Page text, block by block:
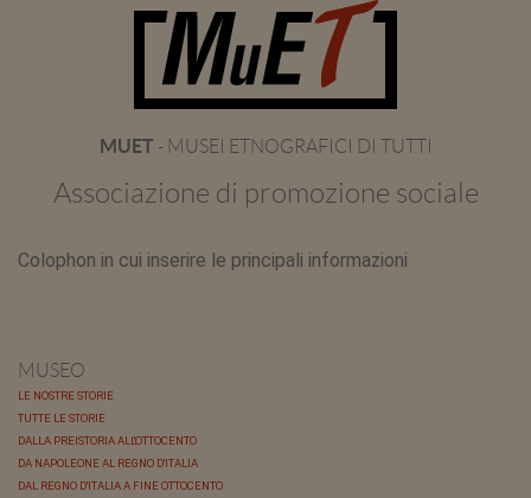
MUET - MUSEI ETNOGRAFICI DI TUTTI
Associazione di promozione sociale
Colophon in cui inserire le principali informazioni
MUSEO
LE NOSTRE STORIE
TUTTE LE STORIE
DALLA PREISTORIA ALL'OTTOCENTO
DA NAPOLEONE AL REGNO D'ITALIA
DAL REGNO D'ITALIA A FINE OTTOCENTO